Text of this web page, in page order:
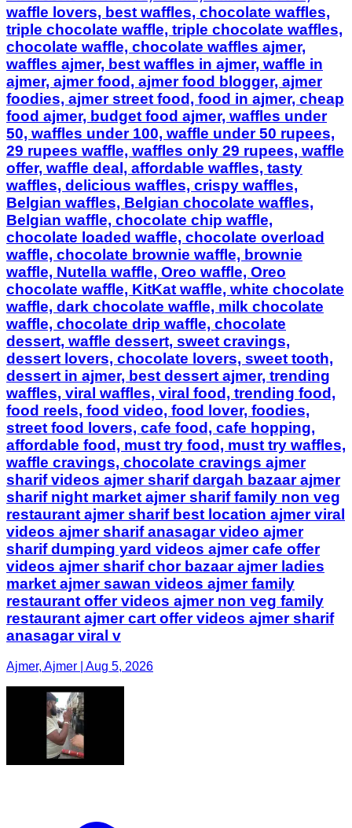
waffle lovers, best waffles, chocolate waffles,
triple chocolate waffle, triple chocolate waffles,
chocolate waffle, chocolate waffles ajmer,
waffles ajmer, best waffles in ajmer, waffle in
ajmer, ajmer food, ajmer food blogger, ajmer
foodies, ajmer street food, food in ajmer, cheap
food ajmer, budget food ajmer, waffles under
50, waffles under 100, waffle under 50 rupees,
29 rupees waffle, waffles only 29 rupees, waffle
offer, waffle deal, affordable waffles, tasty
waffles, delicious waffles, crispy waffles,
Belgian waffles, Belgian chocolate waffles,
Belgian waffle, chocolate chip waffle,
chocolate loaded waffle, chocolate overload
waffle, chocolate brownie waffle, brownie
waffle, Nutella waffle, Oreo waffle, Oreo
chocolate waffle, KitKat waffle, white chocolate
waffle, dark chocolate waffle, milk chocolate
waffle, chocolate drip waffle, chocolate
dessert, waffle dessert, sweet cravings,
dessert lovers, chocolate lovers, sweet tooth,
dessert in ajmer, best dessert ajmer, trending
waffles, viral waffles, viral food, trending food,
food reels, food video, food lover, foodies,
street food lovers, cafe food, cafe hopping,
affordable food, must try food, must try waffles,
waffle cravings, chocolate cravings ajmer
sharif videos ajmer sharif dargah bazaar ajmer
sharif night market ajmer sharif family non veg
restaurant ajmer sharif best location ajmer viral
videos ajmer sharif anasagar video ajmer
sharif dumping yard videos ajmer cafe offer
videos ajmer sharif chor bazaar ajmer ladies
market ajmer sawan videos ajmer family
restaurant offer videos ajmer non veg family
restaurant ajmer cart offer videos ajmer sharif
anasagar viral v
Ajmer, Ajmer | Aug 5, 2026